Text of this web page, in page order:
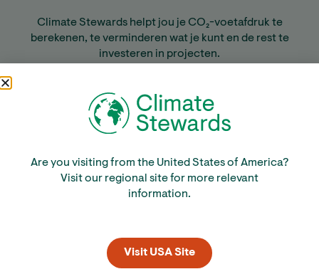
Climate Stewards helpt jou je CO₂-voetafdruk te
berekenen, te verminderen wat je kunt en de rest te
investeren in projecten.
veel lokale voordelen opleveren.
Are you visiting from the United States of America?
Visit our regional site for more relevant
information.
Visit USA Site